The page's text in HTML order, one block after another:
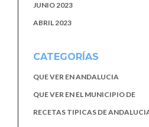
JUNIO 2023
ABRIL 2023
CATEGORÍAS
QUE VER EN ANDALUCIA
QUE VER EN EL MUNICIPIO DE
RECETAS TIPICAS DE